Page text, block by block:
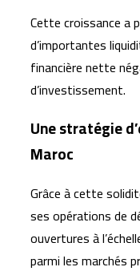
Cette croissance a
d’importantes
financière nette
d’investissement.
Une stratégie
Maroc
Grâce à cette
ses opérations de
ouvertures à
parmi les marchés